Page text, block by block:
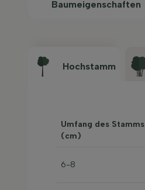
Baum­eigen­schaften
Hochstamm
Umfang des Stamms
(cm)
6-8